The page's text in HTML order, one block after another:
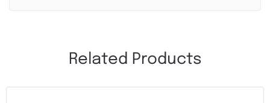
Related Products